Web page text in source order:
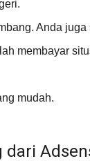
Anda
membayar
mudah.
dari